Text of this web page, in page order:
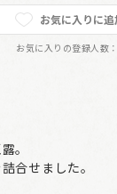
お気に入りに追
お気に入りの登録人数：
。
合せました。